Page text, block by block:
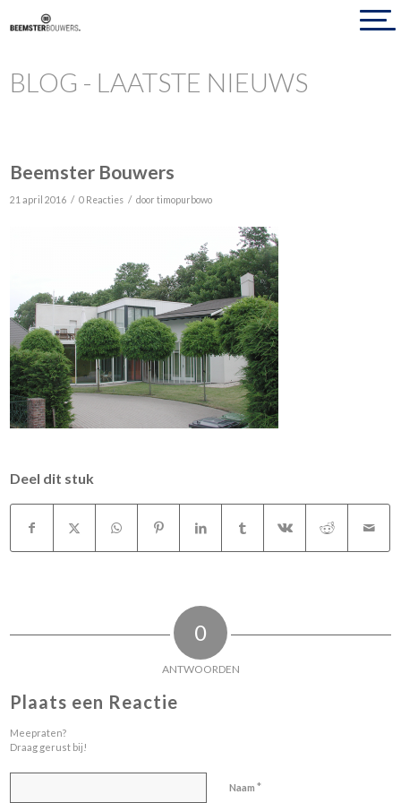
BLOG - LAATSTE NIEUWS
Beemster Bouwers
21 april 2016 / 0 Reacties / doortimopurbowo
Deel dit stuk
0
ANTWOORDEN
Plaats een Reactie
Meepraten?
Draag gerust bij!
Naam*